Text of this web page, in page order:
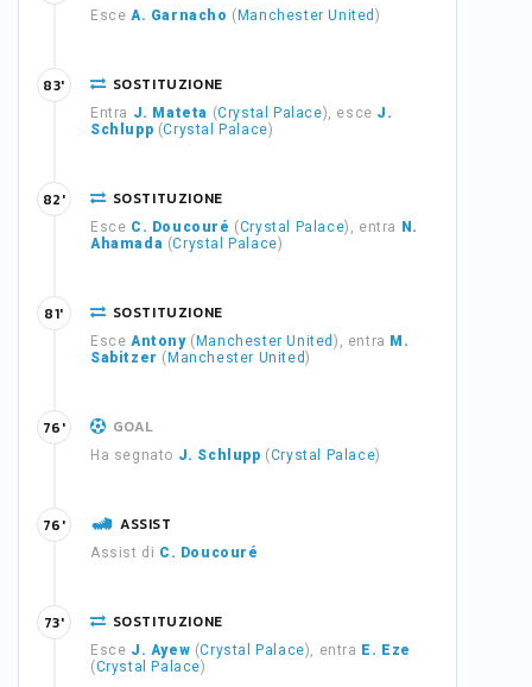
Esce A. Garnacho ( Manchester United)
SOSTITUZIONE
Entra J. Mateta (Crystal Palace), esce J.
Schlupp (Crystal Palace)
83'
SOSTITUZIONE
Esce C. Doucouré (Crystal Palace), entra
N.
Ahamada (Crystal Palace)
82'
SOSTITUZIONE
Esce Antony( Manchester United), entra M.
Sabitzer ( Manchester United)
81'
GOAL
Ha segnato J. Schlupp (Crystal Palace)
76'
ASSIST
Assist di C. Doucouré
76'
SOSTITUZIONE
Esce J. Ayew (Crystal Palace), entra E. Eze
(Crystal Palace)
73'